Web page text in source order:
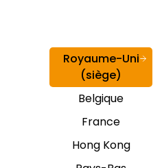
Royaume-Uni
(siège)
Belgique
France
Hong Kong